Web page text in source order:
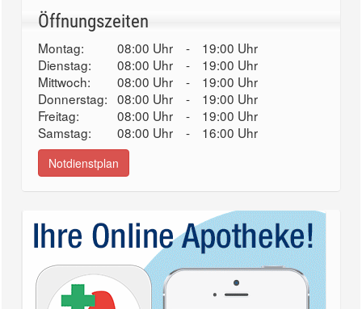
Öffnungszeiten
Montag: 08:00 Uhr -
19:00 Uhr
Dienstag:
08:00 Uhr -
19:00 Uhr
Mittwoch:
08:00 Uhr -
19:00 Uhr
Donnerstag: 08:00 Uhr -
19:00 Uhr
Freitag:
08:00 Uhr -
19:00 Uhr
Samstag:
08:00 Uhr - 16:00 Uhr
Notdienstplan